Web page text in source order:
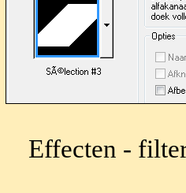
Effecten -